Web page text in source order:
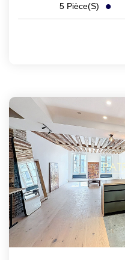
5 Pièce(s)